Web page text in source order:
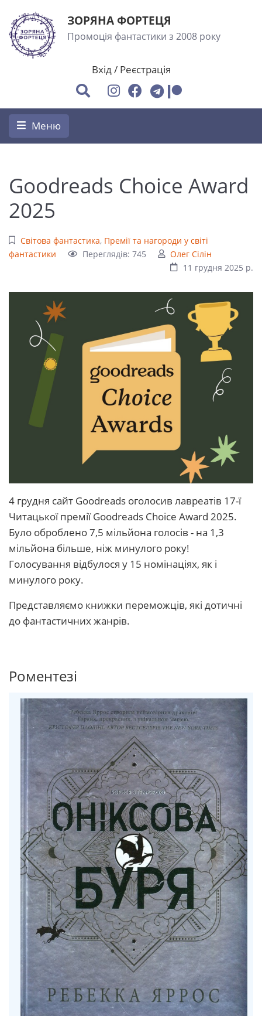
ЗОРЯНА ФОРТЕЦЯ
Промоція фантастики з 2008 року
Вхід/ Реєстрація
Меню
Goodreads Choice Award
2025
Світова фантастика, Премії та нагороди у світі
фантастики
Переглядів: 745
Олег Сілін
11 грудня 2025 р.
4 грудня сайт Goodreads оголосив лавреатів 17-ї
Читацької премії Goodreads Choice Award 2025.
Було оброблено 7,5 мільйона голосів - на 1,3
мільйона більше, ніж минулого року!
Голосування відбулося у 15 номінаціях, як і
минулого року.
Представляємо книжки переможців, які дотичні
до фантастичних жанрів.
Роментезі